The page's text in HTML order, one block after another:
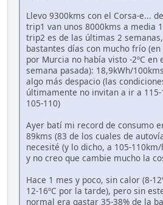
Llevo 9300kms con el Corsa-e...
trip1 van unos 8000kms a media
trip2 es de las últimas 2
bastantes días con mucho frío
por Murcia no había visto -2ºC en
semana pasada): 18,9kWh/
algo más despacio (las
últimamente no invitan a ir a
105-110)
Ayer batí mi record de consumo
89kms (83 de los cuales de
necesité (y lo dicho, a 105-
y no creo que cambie mucho la
Hace 1 mes y poco, sin calor (8-
12-16ºC por la tarde), pero sin
normal era gastar 35-38% de la